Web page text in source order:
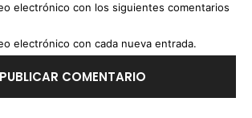
electrónico con los siguientes comentarios
electrónico con cada nueva entrada.